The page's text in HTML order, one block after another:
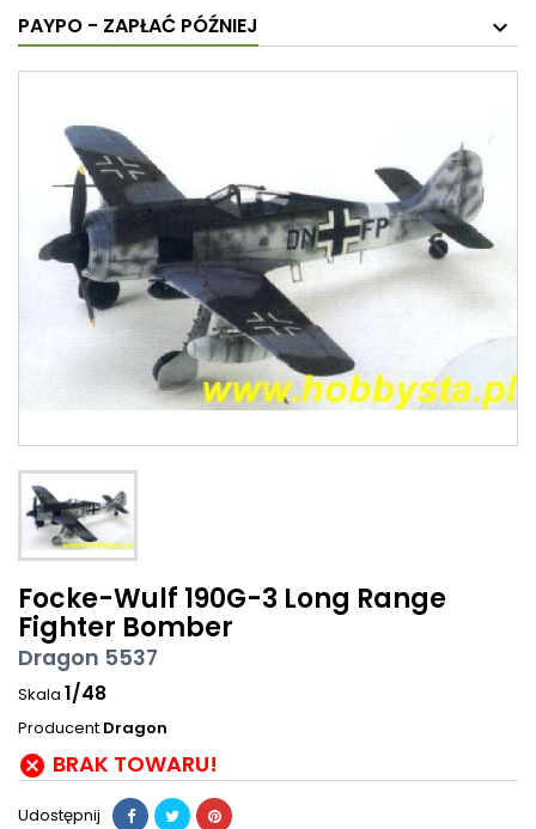
PAYPO - ZAPŁAĆ PÓŹNIEJ
Focke-Wulf 190G-3 Long Range
Fighter Bomber
Dragon 5537
Skala 1/48
Producent Dragon
 BRAK TOWARU!
Udostępnij